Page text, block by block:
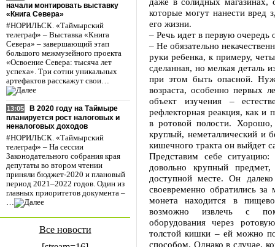
начали монтировать выставку
«Книга Севера»
#НОРИЛЬСК. «Таймырский
телеграф» – Выставка «Книга
Севера» – завершающий этап
большого межмузейного проекта
«Освоение Севера: тысяча лет
успеха». Три сотни уникальных
артефактов расскажут свои…
13:05
В 2020 году на Таймыре
планируется рост налоговых и
неналоговых доходов
#НОРИЛЬСК. «Таймырский
телеграф» – На сессии
Законодательного собрания края
депутаты во втором чтении
приняли бюджет-2020 и плановый
период 2021–2022 годов. Один из
главных приоритетов документа –
…
Все новости
которые могут нанести вред
его жизни.
– Речь идет в первую очередь
– Не обязательно
руки ребенка, к примеру,
сделанная, но мелкая деталь
при этом быть опасной.
возраста, особенно первых
объект изучения –
рефлекторная реакция, как и
в ротовой полости.
круглый, неметаллический и
кишечного тракта он выйдет
Представим себе ситуацию:
довольно крупный
доступной месте. Он
своевременно обратились
монета находится в
возможно извлечь с
оборудования через
толстой кишки – ей можно
способом. Однако в случае,